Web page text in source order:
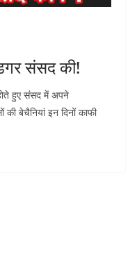
संसद की!
हुए संसद में अपने
की बेचैनियां इन दिनों काफी